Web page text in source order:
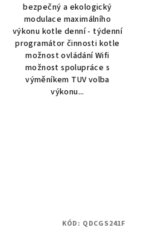
z
5
hvězdiček.
bezpečný a ekologický
modulace maximálního
výkonu kotle denní - týdenní
programátor činnosti kotle
možnost ovládání Wifi
možnost spolupráce s
výměníkem TUV volba
výkonu...
KÓD: QDCGS241F